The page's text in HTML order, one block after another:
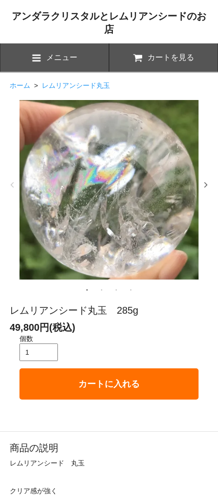
アンダラクリスタルとレムリアンシードのお
店
メニュー カートを見る
ホーム > レムリアンシード丸玉
レムリアンシード丸玉 285g
49,800円(税込)
個数
カートに入れる
商品の説明
レムリアンシード 丸玉
クリア感が強く